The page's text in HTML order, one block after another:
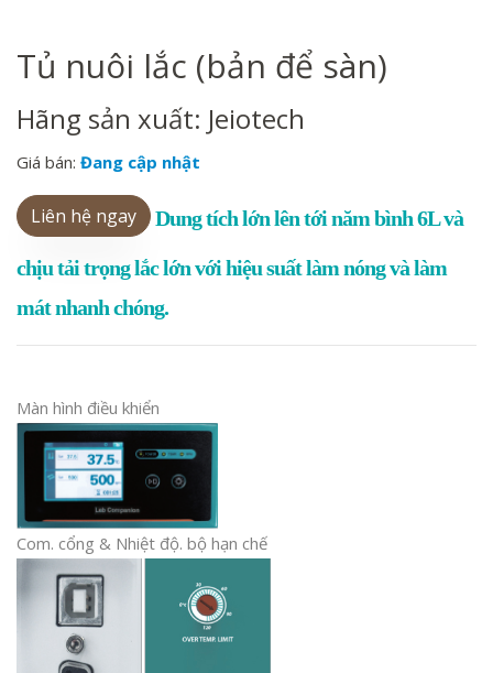
Tủ nuôi lắc (bản để sàn)
Hãng sản xuất: Jeiotech
Giá bán: Đang cập nhật
Liên hệ ngay Dung tích lớn lên tới năm bình 6L và
chịu tải trọng lắc lớn với hiệu suất làm nóng và làm
mát nhanh chóng.
Màn hình điều khiển
Com. cổng & Nhiệt độ. bộ hạn chế